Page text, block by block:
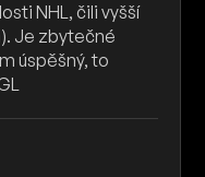
NHL, čili vyšší
Je zbytečné
úspěšný, to